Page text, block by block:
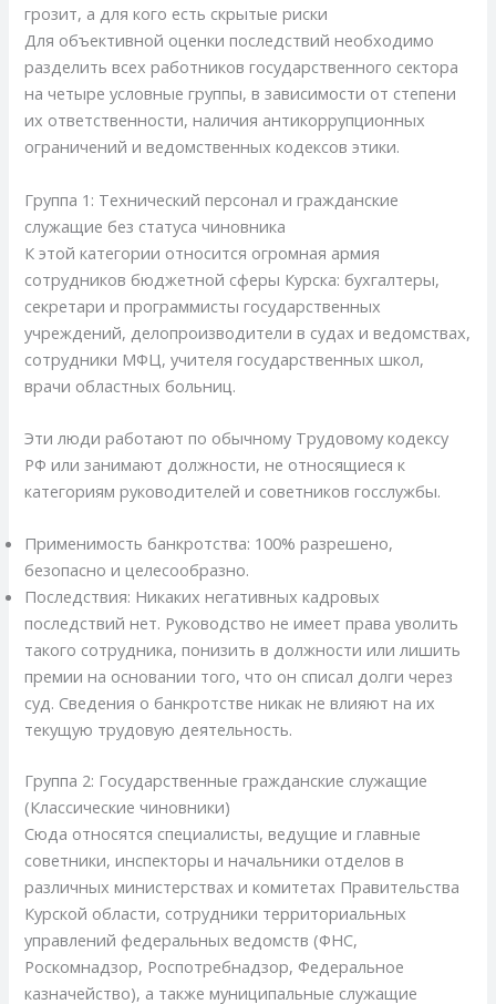
грозит, а для кого есть скрытые риски
Для объективной оценки последствий необходимо
разделить всех работников государственного сектора
на четыре условные группы, в зависимости от степени
их ответственности, наличия антикоррупционных
ограничений и ведомственных кодексов этики.
Группа 1: Технический персонал и гражданские
служащие без статуса чиновника
К этой категории относится огромная армия
сотрудников бюджетной сферы Курска: бухгалтеры,
секретари и программисты государственных
учреждений, делопроизводители в судах и ведомствах,
сотрудники МФЦ, учителя государственных школ,
врачи областных больниц.
Эти люди работают по обычному Трудовому кодексу
РФ или занимают должности, не относящиеся к
категориям руководителей и советников госслужбы.
Применимость банкротства: 100% разрешено,
безопасно и целесообразно.
Последствия: Никаких негативных кадровых
последствий нет. Руководство не имеет права уволить
такого сотрудника, понизить в должности или лишить
премии на основании того, что он списал долги через
суд. Сведения о банкротстве никак не влияют на их
текущую трудовую деятельность.
Группа 2: Государственные гражданские служащие
(Классические чиновники)
Сюда относятся специалисты, ведущие и главные
советники, инспекторы и начальники отделов в
различных министерствах и комитетах Правительства
Курской области, сотрудники территориальных
управлений федеральных ведомств (ФНС,
Роскомнадзор, Роспотребнадзор, Федеральное
казначейство), а также муниципальные служащие